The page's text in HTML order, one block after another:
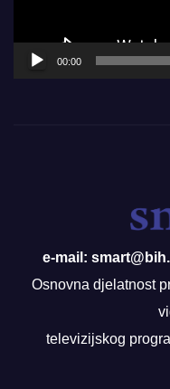
00:00
e-mail:
Osnovna djelatnost
televizijskog